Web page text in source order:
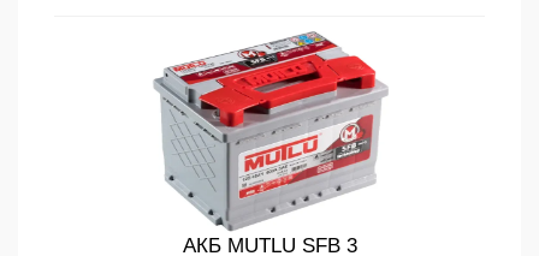
АКБ MUTLU SFB 3